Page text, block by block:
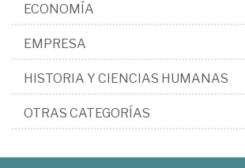
ECONOMÍA
EMPRESA
HISTORIA Y CIENCIAS HUMANAS
OTRAS CATEGORÍAS